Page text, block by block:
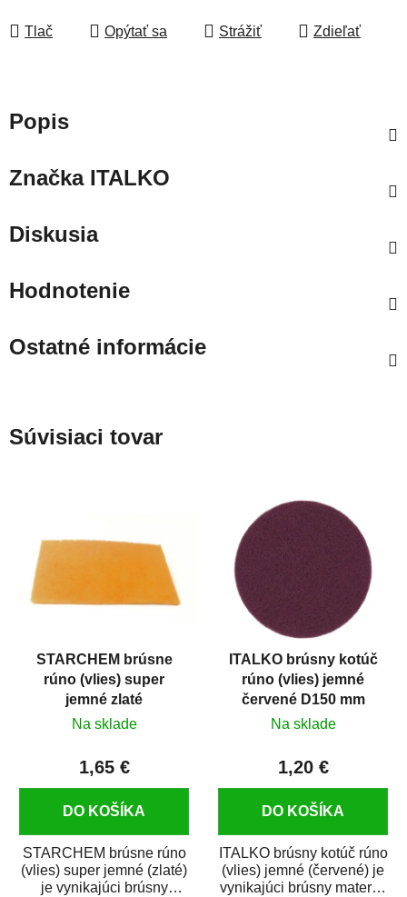
Tlač Opýtať sa Strážiť Zdieľať
Popis
ZnačkaITALKO
Diskusia
Hodnotenie
Ostatné informácie
Súvisiaci tovar
STARCHEM brúsne
rúno (vlies) super
jemné zlaté
Na sklade
1,65 €
DO KOŠÍKA
STARCHEM brúsne rúno
(vlies) super jemné (zlaté)
je vynikajúci brúsny
ITALKO brúsny kotúč
rúno (vlies) jemné
červené D150 mm
Na sklade
1,20 €
DO KOŠÍKA
ITALKO brúsny kotúč rúno
(vlies) jemné (červené) je
vynikajúci brúsny materiál